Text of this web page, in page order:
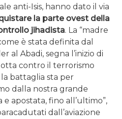
anti-Isis, hanno dato il via
la parte ovest della
jihadista. La “madre
è stata definita dal
al Abadi, segna l’inizio di
contro il terrorismo
la battaglia sta per
dalla nostra grande
apostata, fino all’ultimo”,
dall’aviazione